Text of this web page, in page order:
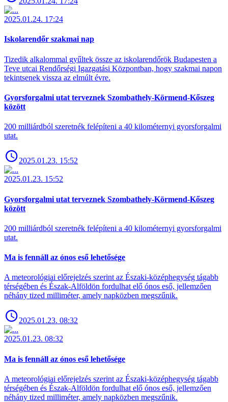
2025.01.24. 17:24
Iskolarendőr szakmai nap
Tizedik alkalommal gyűltek össze az iskolarendőrök Budapesten a
Teve utcai Rendőrségi Igazgatási Központban, hogy szakmai napon
tekintsenek vissza az elmúlt évre.
Gyorsforgalmi utat terveznek Szombathely-Körmend-Kőszeg
között
200 milliárdból szeretnék felépíteni a 40 kilométernyi gyorsforgalmi
utat.
2025.01.23. 15:52
2025.01.23. 15:52
Gyorsforgalmi utat terveznek Szombathely-Körmend-Kőszeg
között
200 milliárdból szeretnék felépíteni a 40 kilométernyi gyorsforgalmi
utat.
Ma is fennáll az ónos eső lehetősége
A meteorológiai előrejelzés szerint az Északi-középhegység tágabb
térségében és Észak-Alföldön fordulhat elő ónos eső, jellemzően
néhány tized milliméter, amely napközben megszűnik.
2025.01.23. 08:32
2025.01.23. 08:32
Ma is fennáll az ónos eső lehetősége
A meteorológiai előrejelzés szerint az Északi-középhegység tágabb
térségében és Észak-Alföldön fordulhat elő ónos eső, jellemzően
néhány tized milliméter, amely napközben megszűnik.